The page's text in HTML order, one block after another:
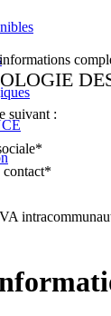
suivant :
*
*